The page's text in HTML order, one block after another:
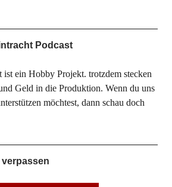
Podcast
ist ein Hobby Projekt. trotzdem stecken
Geld in die Produktion. Wenn du uns
möchtest, dann schau doch
verpassen